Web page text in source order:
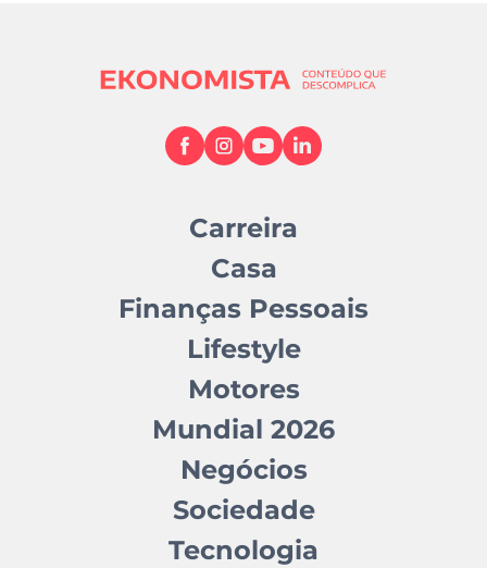
Carreira
Casa
Finanças Pessoais
Lifestyle
Motores
Mundial 2026
Negócios
Sociedade
Tecnologia